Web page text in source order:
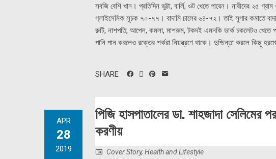
সবজি বেশি খান। প্রতিদিন ভুট্টা, বার্লি, ওট খেতে পারেন। নারীদের ২৫
গ্লাইসেমিক সূচক ৭০-৭৭। বাদামি চালের ৬৪-৭২। তাই সুগার কমাতে
রুটি, নাশপতি, আপেল, কমলা, মাশরুম, টকদই এমনকি ডার্ক চকলেটও খেতে
পানি পান করলেও রক্তের শর্করা নিয়ন্ত্রণে থাকে। দুশ্চিন্তা করলে কিছু
SHARE
APR
28
2019
পিজি হাসপাতালের ডা. শাহজাদা সেলিমের
করণীয়
Cover Story, Health and Lifestyle